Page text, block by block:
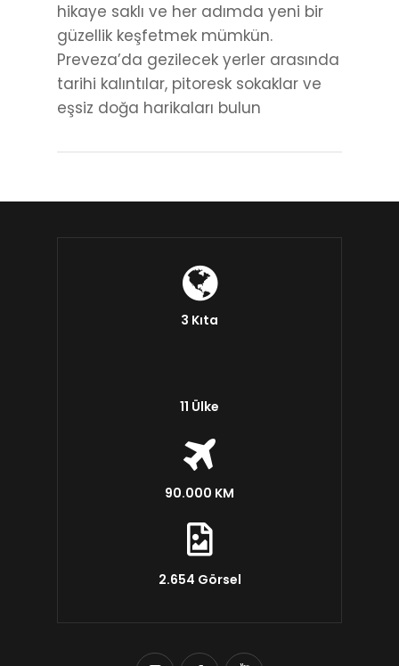
hikaye saklı ve her adımda yeni bir
güzellik keşfetmek mümkün.
Preveza’da gezilecek yerler arasında
tarihi kalıntılar, pitoresk sokaklar ve
eşsiz doğa harikaları bulun
3 Kıta
11 Ülke
90.000 KM
2.654 Görsel